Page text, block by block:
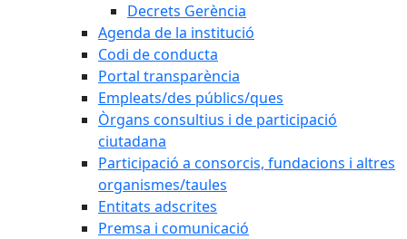
Decrets Gerència
Agenda de la institució
Codi de conducta
Portal transparència
Empleats/des públics/ques
Òrgans consultius i de participació
ciutadana
Participació a consorcis, fundacions i altres
organismes/taules
Entitats adscrites
Premsa i comunicació